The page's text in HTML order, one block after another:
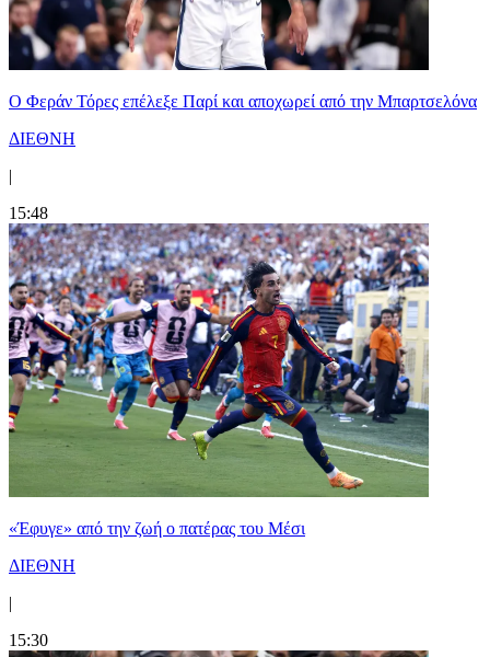
Ο Φεράν Τόρες επέλεξε Παρί και αποχωρεί από την Μπαρτσελόνα
ΔΙΕΘΝΗ
|
15:48
«Έφυγε» από την ζωή ο πατέρας του Μέσι
ΔΙΕΘΝΗ
|
15:30